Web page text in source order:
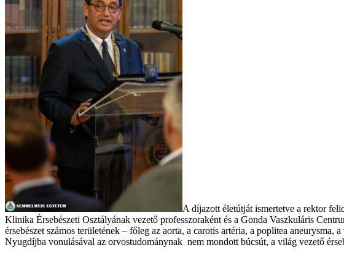
A díjazott életútját ismertetve a rektor
Klinika Érsebészeti Osztályának vezető professzoraként és a Gonda Vaszkuláris
érsebészet számos területének – főleg az aorta, a carotis artéria, a poplitea
Nyugdíjba vonulásával az orvostudománynak nem mondott búcsút, a világ vezető